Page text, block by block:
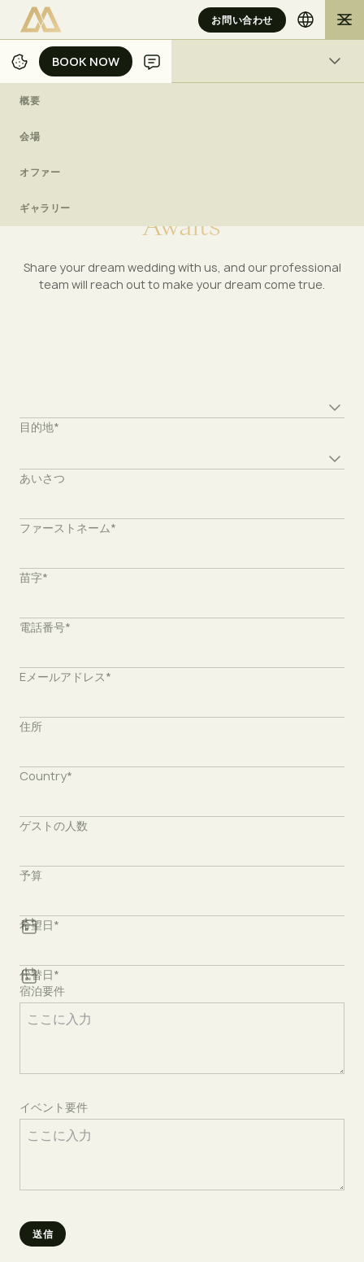
BOOK NOW
BOOK NOW
概要
概要
会場
オファー
ギャラリー
お問い合わせ
ホーム
Yo
Awaits
Share your dream wedding with us, and our professional
team will reach out to make your dream come true.
目的地*
あいさつ
ファーストネーム*
苗字*
電話番号*
Eメールアドレス*
住所
Country*
ゲストの人数
予算
希望日*
代替日*
宿泊要件
イベント要件